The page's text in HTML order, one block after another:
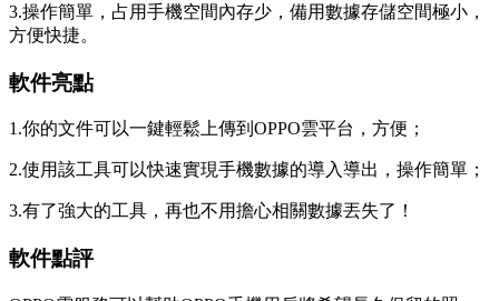
3.操作簡單，占用手機空間內存少，備用數據存儲空間極小，
方便快捷。
軟件亮點
1.你的文件可以一鍵輕鬆上傳到OPPO雲平台，方便；
2.使用該工具可以快速實現手機數據的導入導出，操作簡單；
3.有了強大的工具，再也不用擔心相關數據丟失了！
軟件點評